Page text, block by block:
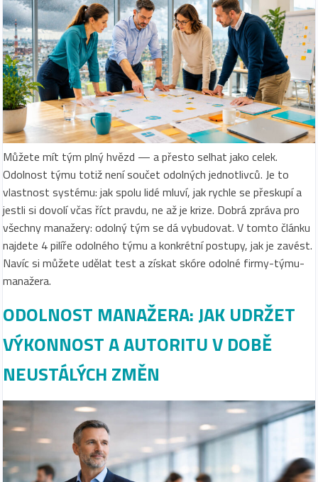
Můžete mít tým plný hvězd — a přesto selhat jako celek.
Odolnost týmu totiž není součet odolných jednotlivců. Je to
vlastnost systému: jak spolu lidé mluví, jak rychle se přeskupí a
jestli si dovolí včas říct pravdu, ne až je krize. Dobrá zpráva pro
všechny manažery: odolný tým se dá vybudovat. V tomto článku
najdete 4 pilíře odolného týmu a konkrétní postupy, jak je zavést.
Navíc si můžete udělat test a získat skóre odolné firmy-týmu-
manažera.
ODOLNOST MANAŽERA: JAK UDRŽET
VÝKONNOST A AUTORITU V DOBĚ
NEUSTÁLÝCH ZMĚN